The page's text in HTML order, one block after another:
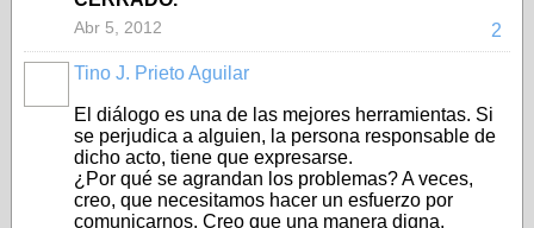
2
Abr 5, 2012
Tino J. Prieto Aguilar
El diálogo es una de las mejores herramientas. Si
se perjudica a alguien, la persona responsable de
dicho acto, tiene que expresarse.
¿Por qué se agrandan los problemas? A veces,
creo, que necesitamos hacer un esfuerzo por
comunicarnos. Creo que una manera digna,